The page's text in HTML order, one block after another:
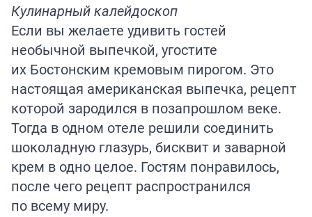
Кулинарный калейдоскоп
Если вы желаете удивить гостей
необычной выпечкой, угостите
их Бостонским кремовым пирогом. Это
настоящая американская выпечка, рецепт
которой зародился в позапрошлом веке.
Тогда в одном отеле решили соединить
шоколадную глазурь, бисквит и заварной
крем в одно целое. Гостям понравилось,
после чего рецепт распространился
по всему миру.